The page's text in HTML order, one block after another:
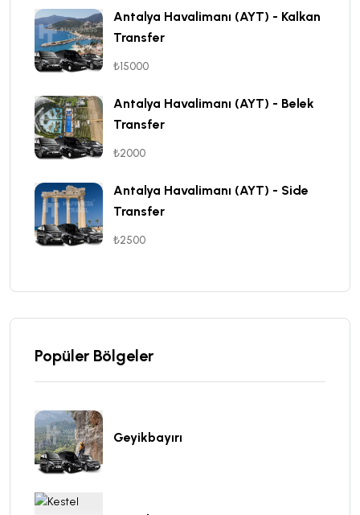
Antalya Havalimanı (AYT) - Kalkan
Transfer
₺15000
Antalya Havalimanı (AYT) - Belek
Transfer
₺2000
Antalya Havalimanı (AYT) - Side
Transfer
₺2500
Popüler Bölgeler
Geyikbayırı